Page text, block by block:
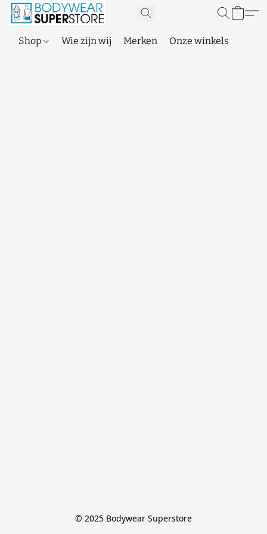
Shop Wie zijn wij Merken Onze winkels
© 2025 Bodywear Superstore